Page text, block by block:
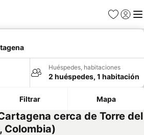
Favoritos
Iniciar
Huéspedes, habitaciones
2 huéspedes, 1 habitación
Filtrar Mapa
cerca de Torre del
Colombia)